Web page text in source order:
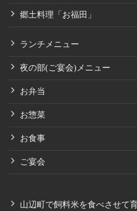
郷土料理「お福田」
ランチメニュー
夜の部(ご宴会)メニュー
お弁当
お惣菜
お食事
ご宴会
山辺町で飼料米を食べさせて